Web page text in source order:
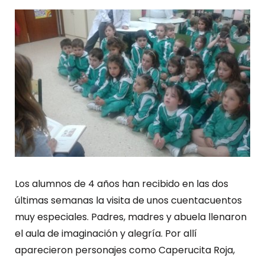
Los alumnos de 4 años han recibido en las dos
últimas semanas la visita de unos cuentacuentos
muy especiales. Padres, madres y abuela llenaron
el aula de imaginación y alegría. Por allí
aparecieron personajes como Caperucita Roja,